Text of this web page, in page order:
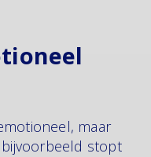
maar
stopt